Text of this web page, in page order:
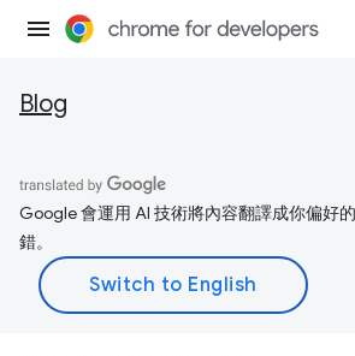
Blog
Google 會運用 AI 技術將內容翻譯成你偏好
錯。